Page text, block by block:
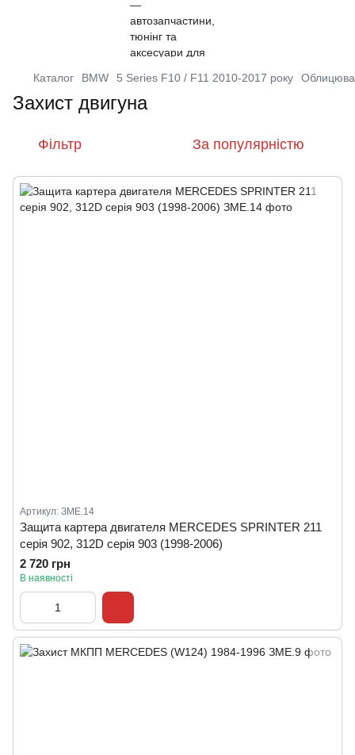
Каталог BMW 5 Series F10 / F11 2010-2017 року
Захист двигуна
Фільтр За популярністю
Артикул: ЗМЕ.14
Защита картера двигателя MERCEDES SPRINTER 211
серія 902, 312D серія 903 (1998-2006)
2 720 грн
В наявності